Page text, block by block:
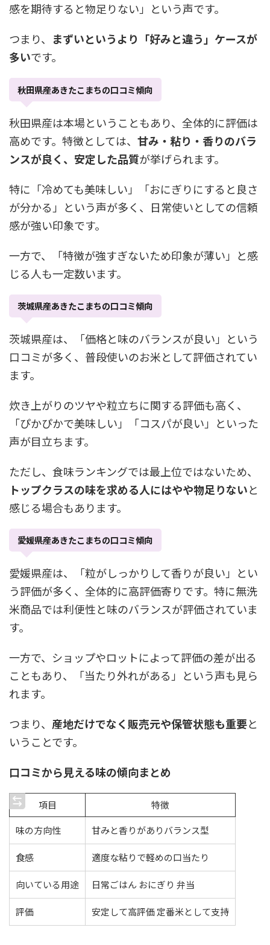
感を期待すると物足りない」という声です。
つまり、 まずいというより「好みと違う」ケースが
多いです。
秋田県産あきたこまちの口コミ傾向
秋田県産は本場ということもあり、全体的に評価は
高めです。特徴としては、 甘み・粘り・香りのバラ
ンスが良く、安定した品質が挙げられます。
特に「冷めても美味しい」「おにぎりにすると良さ
が分かる」という声が多く、日常使いとしての信頼
感が強い印象です。
一方で、「特徴が強すぎないため印象が薄い」と感
じる人も一定数います。
茨城県産あきたこまちの口コミ傾向
茨城県産は、「価格と味のバランスが良い」という
口コミが多く、普段使いのお米として評価されてい
ます。
炊き上がりのツヤや粒立ちに関する評価も高く、
「ぴかぴかで美味しい」「コスパが良い」といった
声が目立ちます。
ただし、食味ランキングでは最上位ではないため、
トップクラスの味を求める人にはやや物足りないと
感じる場合もあります。
愛媛県産あきたこまちの口コミ傾向
愛媛県産は、「粒がしっかりして香りが良い」とい
う評価が多く、全体的に高評価寄りです。特に無洗
米商品では利便性と味のバランスが評価されていま
す。
一方で、ショップやロットによって評価の差が出る
こともあり、「当たり外れがある」という声も見ら
れます。
つまり、 産地だけでなく販売元や保管状態も重要と
いうことです。
口コミから見える味の傾向まとめ
項目
特徴
味の方向性
甘みと香りがありバランス型
食感 適度な粘りで軽めの口当たり
向いている用途 日常ごはん おにぎり 弁当
評価 安定して高評価 定番米として支持